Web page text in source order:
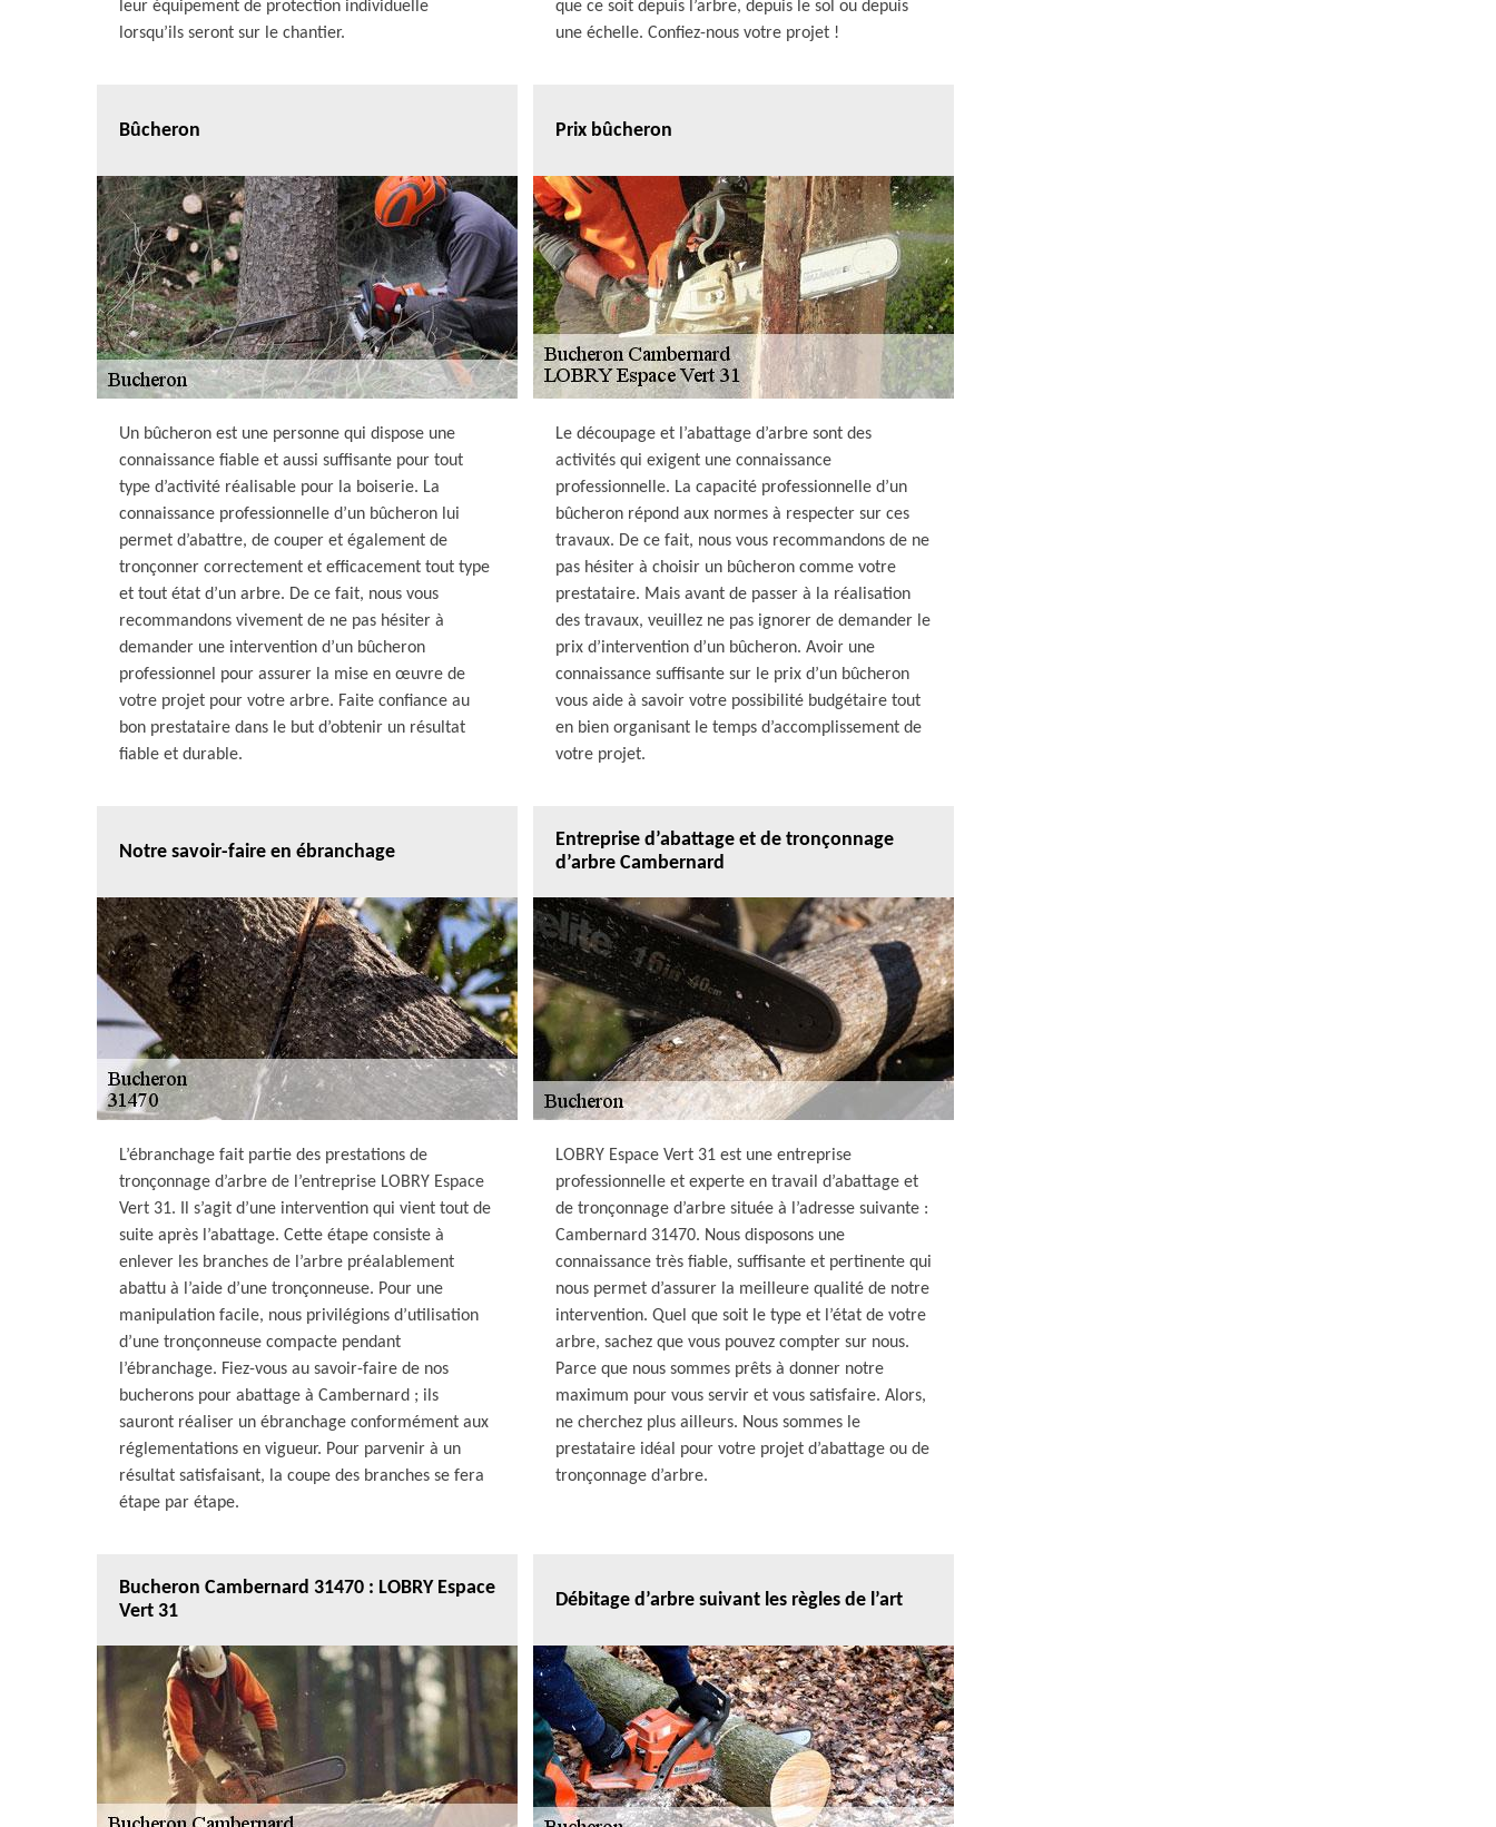
leur équipement de protection individuelle
lorsqu’ils seront sur le chantier.
que ce soit depuis l’arbre, depuis le sol ou depuis
une échelle. Confiez-nous votre projet !
Bûcheron
Un bûcheron est une personne qui dispose une
connaissance fiable et aussi suffisante pour tout
type d’activité réalisable pour la boiserie. La
connaissance professionnelle d’un bûcheron lui
permet d’abattre, de couper et également de
tronçonner correctement et efficacement tout type
et tout état d’un arbre. De ce fait, nous vous
recommandons vivement de ne pas hésiter à
demander une intervention d’un bûcheron
professionnel pour assurer la mise en œuvre de
votre projet pour votre arbre. Faite confiance au
bon prestataire dans le but d’obtenir un résultat
fiable et durable.
Prix bûcheron
Le découpage et l’abattage d’arbre sont des
activités qui exigent une connaissance
professionnelle. La capacité professionnelle d’un
bûcheron répond aux normes à respecter sur ces
travaux. De ce fait, nous vous recommandons de ne
pas hésiter à choisir un bûcheron comme votre
prestataire. Mais avant de passer à la réalisation
des travaux, veuillez ne pas ignorer de demander le
prix d’intervention d’un bûcheron. Avoir une
connaissance suffisante sur le prix d’un bûcheron
vous aide à savoir votre possibilité budgétaire tout
en bien organisant le temps d’accomplissement de
votre projet.
Notre savoir-faire en ébranchage
L’ébranchage fait partie des prestations de
tronçonnage d’arbre de l’entreprise LOBRY Espace
Vert 31. Il s’agit d’une intervention qui vient tout de
suite après l’abattage. Cette étape consiste à
enlever les branches de l’arbre préalablement
abattu à l’aide d’une tronçonneuse. Pour une
manipulation facile, nous privilégions d’utilisation
d’une tronçonneuse compacte pendant
l’ébranchage. Fiez-vous au savoir-faire de nos
bucherons pour abattage à Cambernard ; ils
sauront réaliser un ébranchage conformément aux
réglementations en vigueur. Pour parvenir à un
résultat satisfaisant, la coupe des branches se fera
étape par étape.
Entreprise d’abattage et de tronçonnage
d’arbre Cambernard
LOBRY Espace Vert 31 est une entreprise
professionnelle et experte en travail d’abattage et
de tronçonnage d’arbre située à l’adresse suivante :
Cambernard 31470. Nous disposons une
connaissance très fiable, suffisante et pertinente qui
nous permet d’assurer la meilleure qualité de notre
intervention. Quel que soit le type et l’état de votre
arbre, sachez que vous pouvez compter sur nous.
Parce que nous sommes prêts à donner notre
maximum pour vous servir et vous satisfaire. Alors,
ne cherchez plus ailleurs. Nous sommes le
prestataire idéal pour votre projet d’abattage ou de
tronçonnage d’arbre.
Bucheron Cambernard 31470 : LOBRY Espace
Vert 31
Débitage d’arbre suivant les règles de l’art